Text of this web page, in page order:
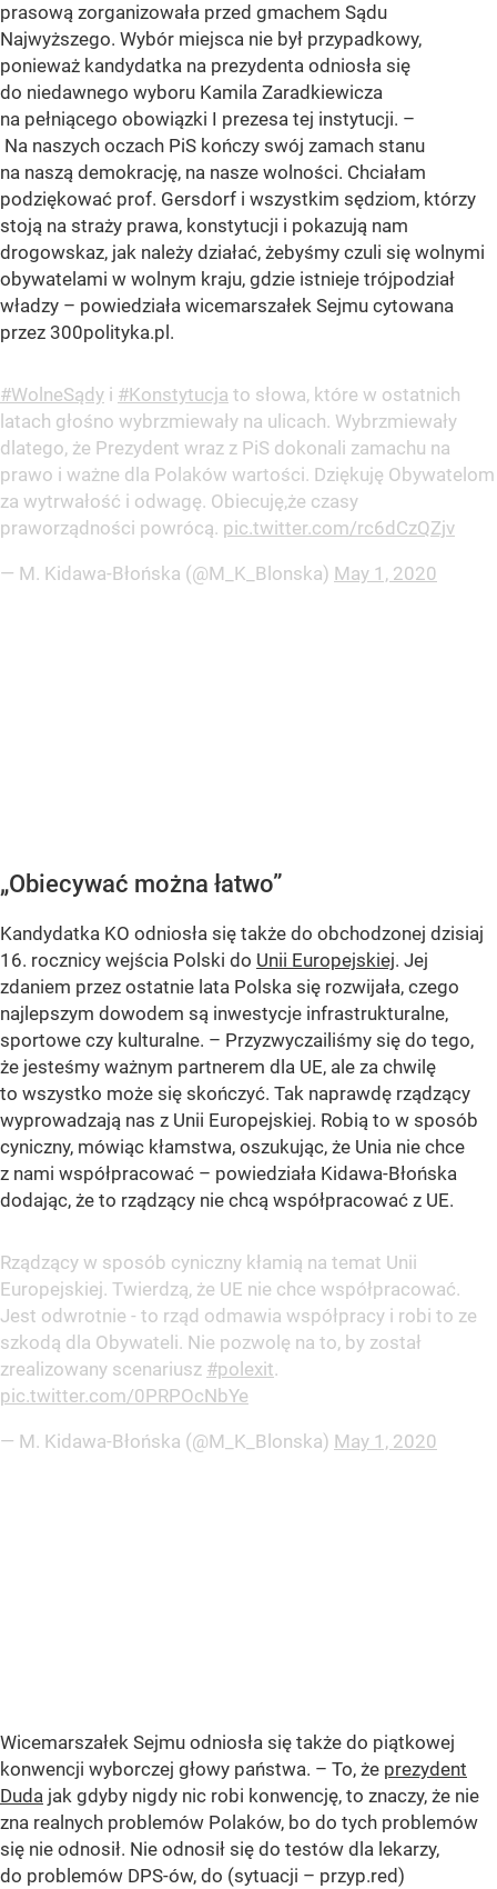
prasową zorganizowała przed gmachem Sądu
Najwyższego. Wybór miejsca nie był przypadkowy,
ponieważ kandydatka na prezydenta odniosła się
do niedawnego wyboru Kamila Zaradkiewicza
na pełniącego obowiązki I prezesa tej instytucji. –
Na naszych oczach PiS kończy swój zamach stanu
na naszą demokrację, na nasze wolności. Chciałam
podziękować prof. Gersdorf i wszystkim sędziom, którzy
stoją na straży prawa, konstytucji i pokazują nam
drogowskaz, jak należy działać, żebyśmy czuli się wolnymi
obywatelami w wolnym kraju, gdzie istnieje trójpodział
władzy – powiedziała wicemarszałek Sejmu cytowana
przez 300polityka.pl.
#WolneSądy i #Konstytucja to słowa, które w ostatnich
latach głośno wybrzmiewały na ulicach. Wybrzmiewały
dlatego, że Prezydent wraz z PiS dokonali zamachu na
prawo i ważne dla Polaków wartości. Dziękuję Obywatelom
za wytrwałość i odwagę. Obiecuję,że czasy
praworządności powrócą. pic.twitter.com/rc6dCzQZjv
— M. Kidawa-Błońska (@M_K_Blonska) May 1, 2020
„Obiecywać można łatwo”
Kandydatka KO odniosła się także do obchodzonej dzisiaj
16. rocznicy wejścia Polski do Unii Europejskiej. Jej
zdaniem przez ostatnie lata Polska się rozwijała, czego
najlepszym dowodem są inwestycje infrastrukturalne,
sportowe czy kulturalne. – Przyzwyczailiśmy się do tego,
że jesteśmy ważnym partnerem dla UE, ale za chwilę
to wszystko może się skończyć. Tak naprawdę rządzący
wyprowadzają nas z Unii Europejskiej. Robią to w sposób
cyniczny, mówiąc kłamstwa, oszukując, że Unia nie chce
z nami współpracować – powiedziała Kidawa-Błońska
dodając, że to rządzący nie chcą współpracować z UE.
Rządzący w sposób cyniczny kłamią na temat Unii
Europejskiej. Twierdzą, że UE nie chce współpracować.
Jest odwrotnie - to rząd odmawia współpracy i robi to ze
szkodą dla Obywateli. Nie pozwolę na to, by został
zrealizowany scenariusz #polexit.
pic.twitter.com/0PRPOcNbYe
— M. Kidawa-Błońska (@M_K_Blonska) May 1, 2020
Wicemarszałek Sejmu odniosła się także do piątkowej
konwencji wyborczej głowy państwa. – To, że prezydent
Duda jak gdyby nigdy nic robi konwencję, to znaczy, że nie
zna realnych problemów Polaków, bo do tych problemów
się nie odnosił. Nie odnosił się do testów dla lekarzy,
do problemów DPS-ów, do (sytuacji – przyp.red)